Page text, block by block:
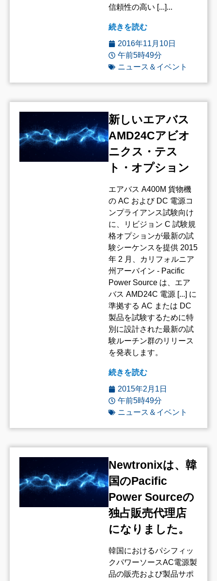
信頼性の高い [...]...
続きを読む
2016年11月10日
午前5時49分
ニュース＆イベント
新しいエアバス
AMD24Cアビオ
ニクス・テス
ト・オプション
エアバス A400M 貨物機
の AC および DC 電源コ
ンプライアンス試験向け
に、リビジョン C 試験規
格オプションが最新の試
験シーケンスを提供 2015
年 2 月、カリフォルニア
州アーバイン - Pacific
Power Source は、エア
バス AMD24C 電源 [...] に
準拠する AC または DC
製品を試験するために特
別に設計された最新の試
験ルーチン群のリリース
を発表します。
続きを読む
2015年2月1日
午前5時49分
ニュース＆イベント
Newtronixは、韓
国のPacific
Power Sourceの
独占販売代理店
になりました。
韓国におけるパシフィッ
クパワーソースAC電源製
品の販売および製品サポ